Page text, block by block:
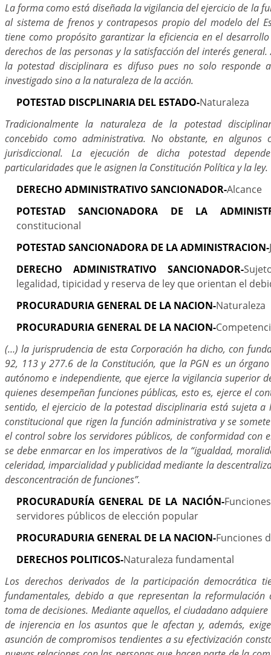
La forma como está diseñada la vigilancia del ejercicio de la
al sistema de frenos y contrapesos propio del modelo del
tiene como propósito garantizar la eficiencia en el
derechos de las personas y la satisfacción del interés
la potestad disciplinara es difuso pues no solo responde
investigado sino a la naturaleza de la acción.
POTESTAD DISCPLINARIA DEL ESTADO-Naturaleza
Tradicionalmente la naturaleza de la potestad
concebido como administrativa. No obstante, en algunos
jurisdiccional. La ejecución de dicha potestad
particularidades que le asignen la Constitución Política y la ley.
DERECHO ADMINISTRATIVO SANCIONADOR-Alcance
POTESTAD SANCIONADORA DE LA
constitucional
POTESTAD SANCIONADORA DE LA ADMINISTRACION-
DERECHO ADMINISTRATIVO SANCIONADOR-
legalidad, tipicidad y reserva de ley que orientan el
PROCURADURIA GENERAL DE LA NACION-Naturaleza
PROCURADURIA GENERAL DE LA NACION-
(…) la jurisprudencia de esta Corporación ha dicho, con
92, 113 y 277.6 de la Constitución, que la PGN es un
autónomo e independiente, que ejerce la vigilancia superior
quienes desempeñan funciones públicas, esto es, ejerce el
sentido, el ejercicio de la potestad disciplinaria está sujeta
constitucional que rigen la función administrativa y se
el control sobre los servidores públicos, de conformidad con
se debe enmarcar en los imperativos de la “igualdad,
celeridad, imparcialidad y publicidad mediante la
desconcentración de funciones”.
PROCURADURÍA GENERAL DE LA NACIÓN-
servidores públicos de elección popular
PROCURADURIA GENERAL DE LA NACION-Funciones
DERECHOS POLITICOS-Naturaleza fundamental
Los derechos derivados de la participación democrática
fundamentales, debido a que representan la reformulación
toma de decisiones. Mediante aquellos, el ciudadano
de injerencia en los asuntos que le afectan y, además,
asunción de compromisos tendientes a su efectivización